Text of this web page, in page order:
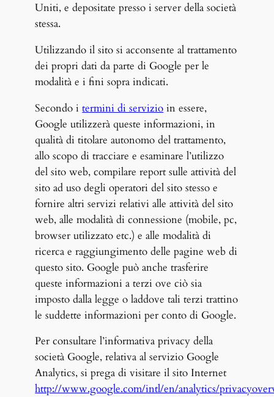
Uniti, e depositate presso i server della società
stessa.
Utilizzando il sito si acconsente al trattamento
dei propri dati da parte di Google per le
modalità e i fini sopra indicati.
Secondo itermini di servizio in essere,
Google utilizzerà queste informazioni, in
qualità di titolare autonomo del trattamento,
allo scopo di tracciare e esaminare l’utilizzo
del sito web, compilare report sulle attività del
sito ad uso degli operatori del sito stesso e
fornire altri servizi relativi alle attività del sito
web, alle modalità di connessione (mobile, pc,
browser utilizzato etc.) e alle modalità di
ricerca e raggiungimento delle pagine web di
questo sito. Google può anche trasferire
queste informazioni a terzi ove ciò sia
imposto dalla legge o laddove tali terzi trattino
le suddette informazioni per conto di Google.
Per consultare l’informativa privacy della
società Google, relativa al servizio Google
Analytics, si prega di visitare il sito Internet
http://www.google.com/intl/en/analytics/